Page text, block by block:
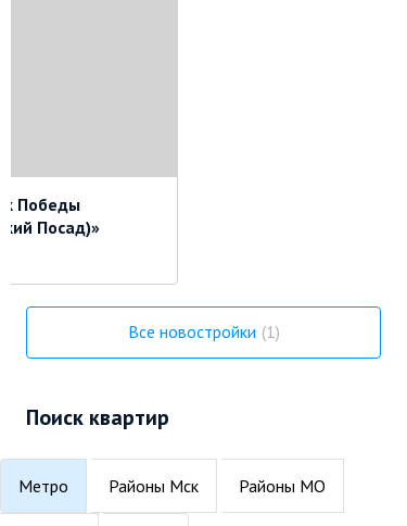
Победы
Посад)»
Все новостройки 1
Поиск квартир
Метро Районы Мск Районы МО